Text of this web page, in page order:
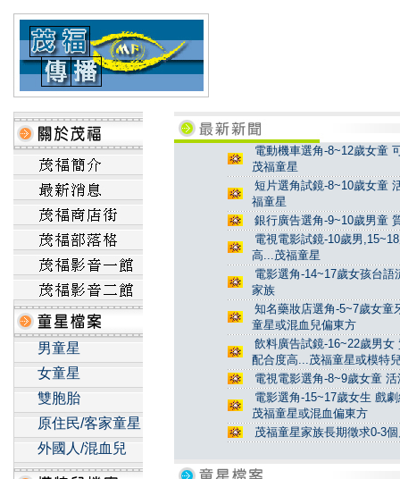
男童星
女童星
雙胞胎
原住民/客家童星
外國人/混血兒
電動機車選角-8~12歲女童
茂福童星
短片選角試鏡-8~10歲女童
福童星
銀行廣告選角-9~10歲男童
電視電影試鏡-10歲男
高...茂福童星
電影選角-14~17歲女孩台
家族
知名藥妝店選角-5~7歲女童
童星或混血兒偏東方
飲料廣告試鏡-16~22歲男
配合度高...茂福童星或模特
電視電影選角-8~9歲女童
電影選角-15~17歲女生 戲
茂福童星或混血偏東方
茂福童星家族長期徵求0-3